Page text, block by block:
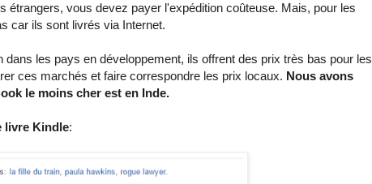
étrangers, vous devez payer l'expédition coûteuse. Mais, pour les
car ils sont livrés via Internet.
dans les pays en développement, ils offrent des prix très bas pour les
ces marchés et faire correspondre les prix locaux. Nous avons
le moins cher est en Inde.
livre Kindle: